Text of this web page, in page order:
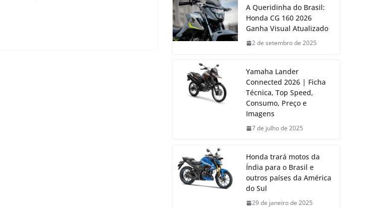
A Queridinha do Brasil:
Honda CG 160 2026
Ganha Visual Atualizado
2 de setembro de 2025
Yamaha Lander
Connected 2026 | Ficha
Técnica, Top Speed,
Consumo, Preço e
Imagens
7 de julho de 2025
Honda trará motos da
Índia para o Brasil e
outros países da América
do Sul
29 de janeiro de 2025